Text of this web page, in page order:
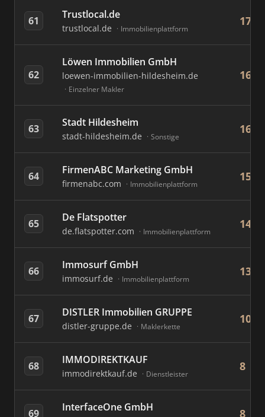
61 Trustlocal.de
trustlocal.de Immobilienplattform
17
62
Löwen Immobilien GmbH
loewen-immobilien-hildesheim.de
Einzelner Makler
16
63 Stadt Hildesheim
stadt-hildesheim.de Sonstige
16
64 FirmenABC Marketing GmbH
firmenabc.com Immobilienplattform
15
65 De Flatspotter
de.flatspotter.com Immobilienplattform
14
66 Immosurf GmbH
immosurf.de Immobilienplattform
13
67 DISTLER Immobilien GRUPPE
distler-gruppe.de Maklerkette
10
68 IMMODIREKTKAUF
immodirektkauf.de Dienstleister
8
69 InterfaceOne GmbH 8